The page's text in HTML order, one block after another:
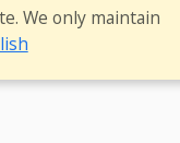
We only maintain